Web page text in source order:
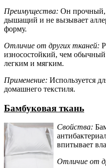
Преимущества: Он прочный,
дышащий и не вызывает
форму.
Отличие от других тканей:
износостойкий, чем
легким и мягким.
Применение: Используется
домашнего текстиля.
Бамбуковая ткань
Свойства:
впитывает
Отличие от